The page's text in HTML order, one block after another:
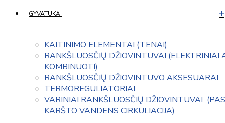
GYVATUKAI
KAITINIMO ELEMENTAI (TENAI)
RANKŠLUOSČIŲ DŽIOVINTUVAI (ELEKTRINIAI
KOMBINUOTI)
RANKŠLUOSČIŲ DŽIOVINTUVO AKSESUARAI
TERMOREGULIATORIAI
VARINIAI RANKŠLUOSČIŲ DŽIOVINTUVAI
KARŠTO VANDENS CIRKULIACIJA)